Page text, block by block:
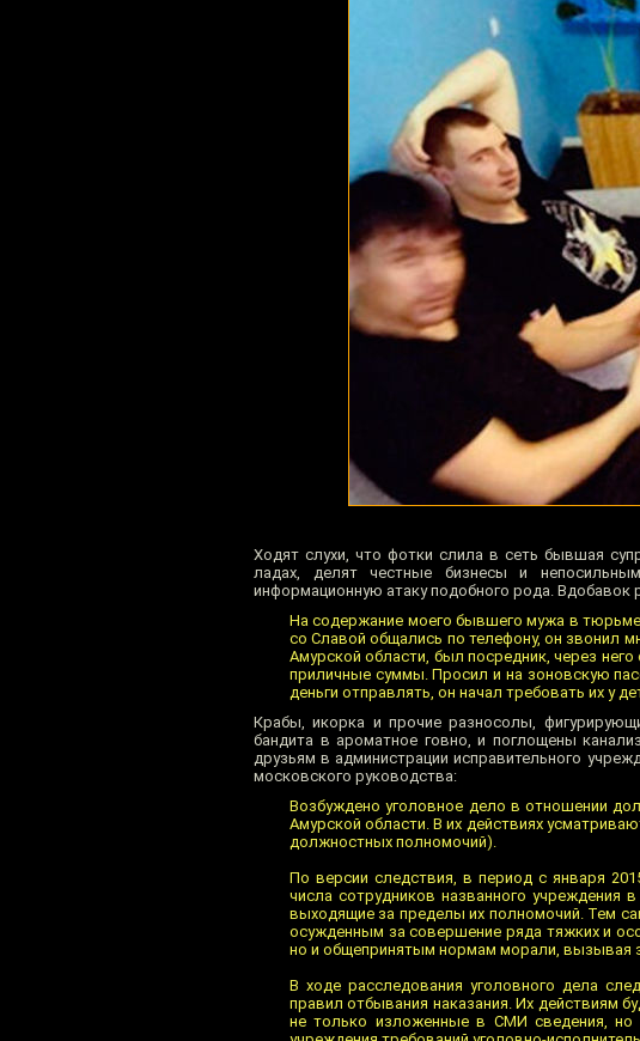
Ходят слухи, что фотки слила в сеть бывшая
ладах, делят честные бизнесы и
информационную атаку подобного рода.
На содержание моего бывшего мужа в тюрьме
со Славой общались по телефону, он звонил
Амурской области, был посредник, через
приличные суммы. Просил и на зоновскую
деньги отправлять, он начал требовать их у
Крабы, икорка и прочие разносолы,
бандита в ароматное говно, и поглощены
друзьям в администрации исправительного
московского руководства:
Возбуждено уголовное дело в отношении
Амурской области. В их действиях
должностных полномочий).
По версии следствия, в период с января
числа сотрудников названного учреждения
выходящие за пределы их полномочий. Тем
осужденным за совершение ряда тяжких и
но и общепринятым нормам морали, вызывая
В ходе расследования уголовного дела
правил отбывания наказания. Их действиям
не только изложенные в СМИ сведения, но